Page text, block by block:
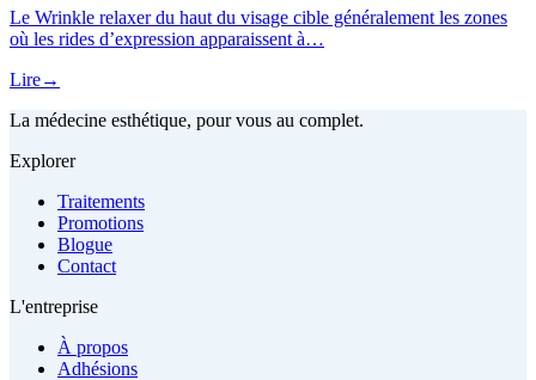
Le Wrinkle relaxer du haut du visage cible généralement les zones
où les rides d’expression apparaissent à…
Lire→
La médecine esthétique, pour vous au complet.
Explorer
Traitements
Promotions
Blogue
Contact
L'entreprise
À propos
Adhésions